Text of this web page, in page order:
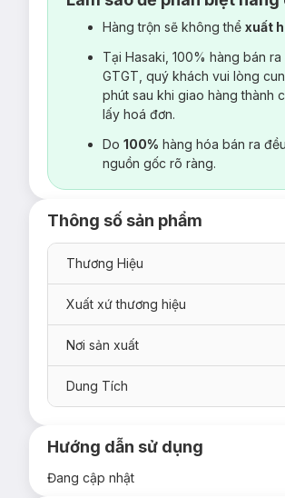
Hàng trộn sẽ không thể xuất
Tại Hasaki, 100% hàng bán
GTGT, quý khách vui lòng
phút sau khi giao hàng thành
lấy hoá đơn.
Do 100% hàng hóa bán ra
nguồn gốc rõ ràng.
Thông số sản phẩm
Thương Hiệu
Xuất xứ thương hiệu
Nơi sản xuất
Dung Tích
Hướng dẫn sử dụng
Đang cập nhật